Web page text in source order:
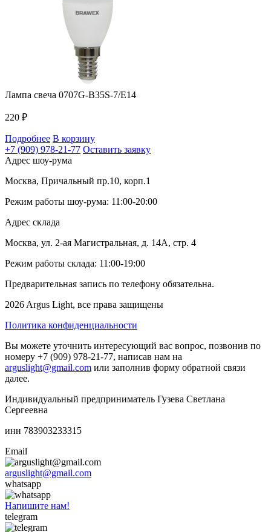
Лампа свеча 0707G-B35S-7/E14
220 ₽
Подробнее В корзину
+7 (909) 978-21-77 Оставить заявку
Адрес шоу-рума
Москва, Причальный пр.10, корп.1
Режим работы шоу-рума: 11:00-20:00
Адрес склада
Москва, ул. 2-ая Магистральная, д. 14А, стр. 4
Режим работы склада: 11:00-19:00
Предварительная запись по телефону обязательна.
2026 Argus Light, все права защищены
Политика конфиденциальности
Вы можете уточнить интересующий вас вопрос, позвонив по
номеру +7 (909) 978-21-77, написав нам на
arguslight@gmail.com или заполнив форму обратной связи
далее.
Индивидуальный предприниматель Гузева Светлана
Сергеевна
инн 783903233315
Email
arguslight@gmail.com
whatsapp
Напишите нам!
telegram